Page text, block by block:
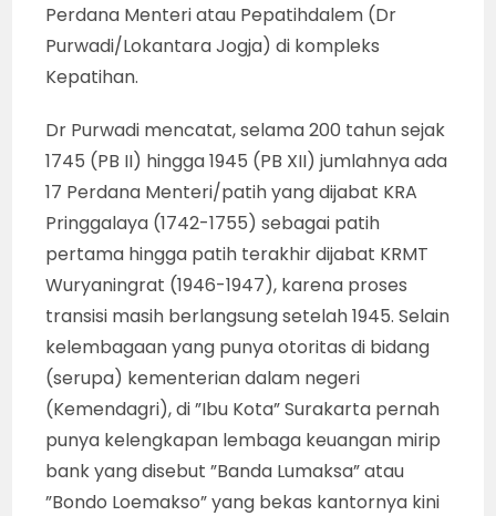
Perdana Menteri atau Pepatihdalem (Dr
Purwadi/Lokantara Jogja) di kompleks
Kepatihan.
Dr Purwadi mencatat, selama 200 tahun sejak
1745 (PB II) hingga 1945 (PB XII) jumlahnya ada
17 Perdana Menteri/patih yang dijabat KRA
Pringgalaya (1742-1755) sebagai patih
pertama hingga patih terakhir dijabat KRMT
Wuryaningrat (1946-1947), karena proses
transisi masih berlangsung setelah 1945. Selain
kelembagaan yang punya otoritas di bidang
(serupa) kementerian dalam negeri
(Kemendagri), di ”Ibu Kota” Surakarta pernah
punya kelengkapan lembaga keuangan mirip
bank yang disebut ”Banda Lumaksa” atau
”Bondo Loemakso” yang bekas kantornya kini